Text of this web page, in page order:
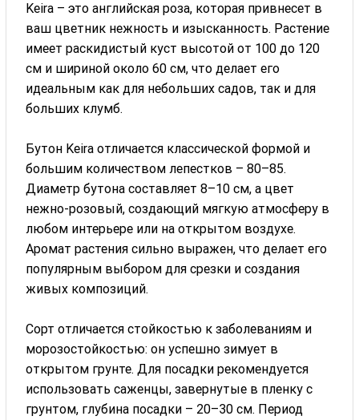
Keira – это английская роза, которая привнесет в
ваш цветник нежность и изысканность. Растение
имеет раскидистый куст высотой от 100 до 120
см и шириной около 60 см, что делает его
идеальным как для небольших садов, так и для
больших клумб.
Бутон Keira отличается классической формой и
большим количеством лепестков – 80–85.
Диаметр бутона составляет 8–10 см, а цвет
нежно-розовый, создающий мягкую атмосферу в
любом интерьере или на открытом воздухе.
Аромат растения сильно выражен, что делает его
популярным выбором для срезки и создания
живых композиций.
Сорт отличается стойкостью к заболеваниям и
морозостойкостью: он успешно зимует в
открытом грунте. Для посадки рекомендуется
использовать саженцы, завернутые в пленку с
грунтом, глубина посадки – 20–30 см. Период